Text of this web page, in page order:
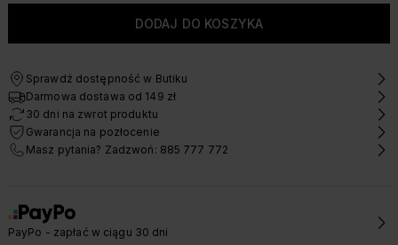
Sprawdź dostępność w Butiku
Darmowa dostawa od 149 zł
30 dni na zwrot produktu
Gwarancja na pozłocenie
Masz pytania? Zadzwoń: 885 777 772
PayPo - zapłać w ciągu 30 dni